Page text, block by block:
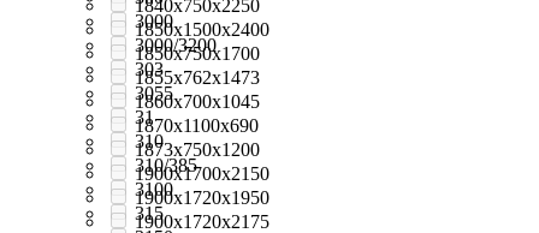
3000
3000/3200
303
3055
31
310
310/385
3100
315
1840x750x2250
1850x1500x2400
1850x750x1700
1855x762x1473
1860х700х1045
1870x1100x690
1873x750x1200
1900x1700x2150
1900x1720x1950
1900x1720x2175